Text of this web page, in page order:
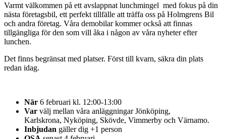
Varmt välkommen på ett avslappnat lunchmingel med fokus på din
nästa företagsbil, ett perfekt tillfälle att träffa oss på Holmgrens Bil
och andra företag. Våra demobilar kommer också att finnas
tillgängliga för den som vill åka i någon av våra nyheter efter
lunchen.
Det finns begränsat med platser. Först till kvarn, säkra din plats
redan idag.
När 6 februari kl. 12:00-13:00
Var välj mellan våra anläggningar Jönköping,
Karlskrona, Nyköping, Skövde, Vimmerby och Värnamo.
Inbjudan gäller dig +1 person